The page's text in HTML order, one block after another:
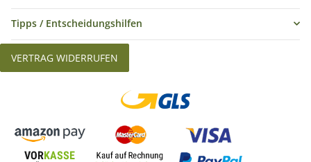
Tipps / Entscheidungshilfen
VERTRAG WIDERRUFEN